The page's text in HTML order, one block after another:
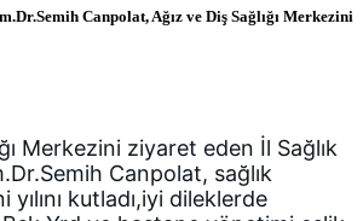
Canpolat, Ağız ve Diş Sağlığı Merkezini
Merkezini ziyaret eden İl Sağlık
Canpolat, sağlık
yılını kutladı,iyi dileklerde